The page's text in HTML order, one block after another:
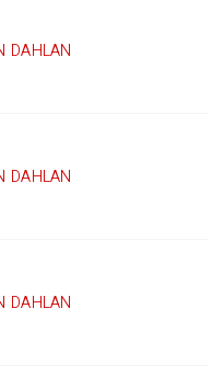
DAHLAN
DAHLAN
DAHLAN